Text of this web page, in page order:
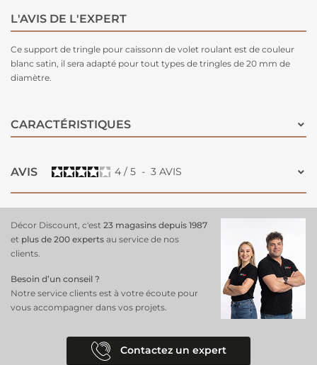
L'AVIS DE L'EXPERT
Ce support de tringle pour caissonn de volet roulant est de couleur
blanc satin, il sera adapté pour tout types de tringles de 20 mm de
diamètre.
CARACTÉRISTIQUES
AVIS 4 / 5 - 3 AVIS
Décor Discount, c'est 23 magasins depuis 1987
et plus de 200 experts au service de nos
clients.
Besoin d’un conseil ?
Notre service clients est à votre écoute pour
vous accompagner dans vos projets.
Contactez un expert